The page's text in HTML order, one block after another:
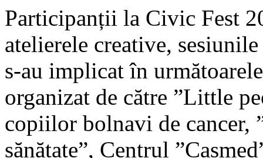
Participanții la Civic Fest
atelierele creative,
s-au implicat în
organizat de către ”Little
copiilor bolnavi de cancer,
sănătate”, Centrul